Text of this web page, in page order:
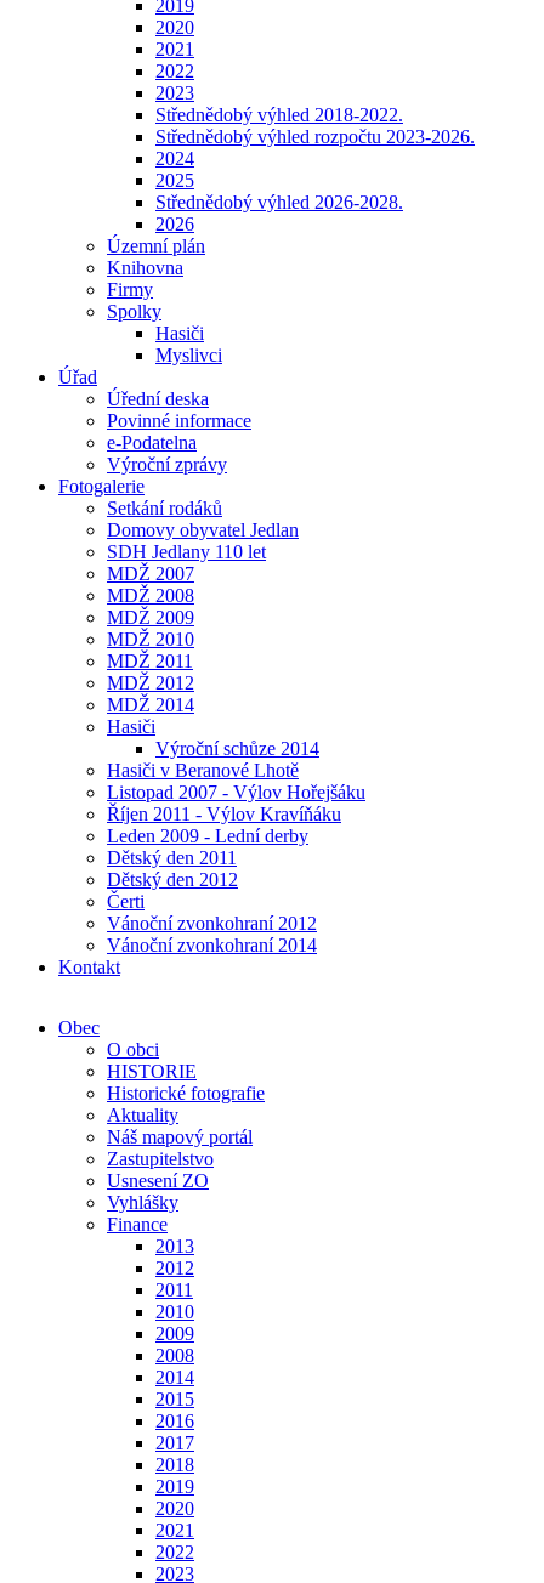
2019
2020
2021
2022
2023
Střednědobý výhled 2018-2022.
Střednědobý výhled rozpočtu 2023-2026.
2024
2025
Střednědobý výhled 2026-2028.
2026
Územní plán
Knihovna
Firmy
Spolky
Hasiči
Myslivci
Úřad
Úřední deska
Povinné informace
e-Podatelna
Výroční zprávy
Fotogalerie
Setkání rodáků
Domovy obyvatel Jedlan
SDH Jedlany 110 let
MDŽ 2007
MDŽ 2008
MDŽ 2009
MDŽ 2010
MDŽ 2011
MDŽ 2012
MDŽ 2014
Hasiči
Výroční schůze 2014
Hasiči v Beranové Lhotě
Listopad 2007 - Výlov Hořejšáku
Říjen 2011 - Výlov Kravíňáku
Leden 2009 - Lední derby
Dětský den 2011
Dětský den 2012
Čerti
Vánoční zvonkohraní 2012
Vánoční zvonkohraní 2014
Kontakt
Obec
O obci
HISTORIE
Historické fotografie
Aktuality
Náš mapový portál
Zastupitelstvo
Usnesení ZO
Vyhlášky
Finance
2013
2012
2011
2010
2009
2008
2014
2015
2016
2017
2018
2019
2020
2021
2022
2023